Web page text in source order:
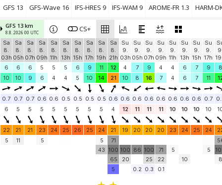
GFS 13 GFS-Wave 16 IFS-HRES 9 IFS-WAM 9 AROME-FR 1.3 HARM-
GFS 13 km
8.8. 2026 00 UTC CS+
Sa
8.
03h
Sa
8.
05h
Sa
8.
07h
Sa
8.
09h
Sa
8.
11h
Sa
8.
13h
Sa
8.
15h
Sa
8.
17h
Sa
8.
19h
Sa
8.
21h
Su
9.
03h
Su
9.
05h
Su
9.
07h
Su
9.
09h
Su
9.
11h
Su
9.
13h
Su
9.
15h
Su
9.
17h
6
6 6 5 5 5 6 9 11 12 4 7 9 4 4 6 7 9
8
10
10 9 6 4 4 5 10 14 21 10 8 16 7 4 6 7 11
0.7 0.7 0.7 0.6 0.6 0.5 0.5 0.5 0.5 0.6 0.6 0.6 0.6 0.6 0.6 0.6 0.6 0.7
6
5 5 5 5 5 5 5 5 4 12 11 11 11 10 10 10 10
22 21 21 23 24 25 26 25 24 21 19 20 20 20 23 24 25 24
5
11 5
5
43
71
100
65
100
20
86 100
25
71
22
5
10
5
8
5
0.2 0.3 0.1